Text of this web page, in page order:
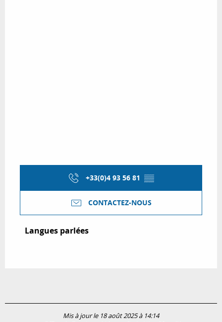
+33(0)4 93 56 81 ▒▒
CONTACTEZ-NOUS
Langues parlées
Langues parlées
Mis à jour le 18 août 2025 à 14:14